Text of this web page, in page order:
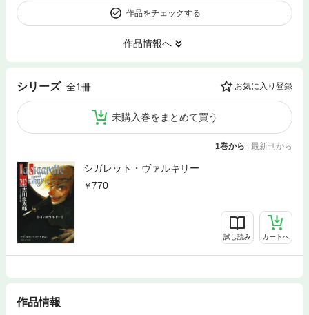
作品をチェックする
作品情報へ
シリーズ 全1冊 お気に入り登録
未購入巻をまとめて買う
1巻から | 最新刊から
シガレット・ヴァルキリー
770
試し読み カートへ
作品情報